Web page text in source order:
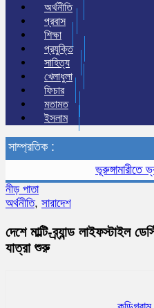
অর্থনীতি
প্রবাস
শিক্ষা
প্রযুক্তি
সাহিত্য
খেলাধুলা
ফিচার
মতামত
ইসলাম
সাম্প্রতিক :
ভূরুঙ্গামারীতে
নীড় পাতা
অর্থনীতি, সারাদেশ
দেশে মাল্টি-ব্র্যান্ড লাইফস্টাইল
যাত্রা শুরু